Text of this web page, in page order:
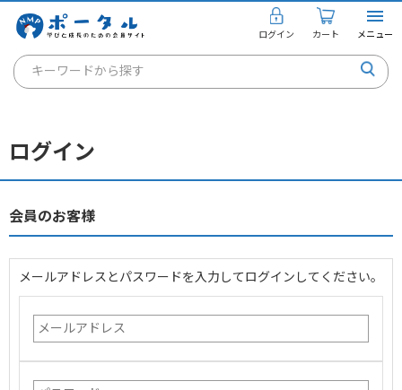
ログイン カート メニュー
キーワードから探す
通信講座
講座を探す
個人のお客様
ログイン
会員のお客様
メールアドレスとパスワードを入力してログインしてください。